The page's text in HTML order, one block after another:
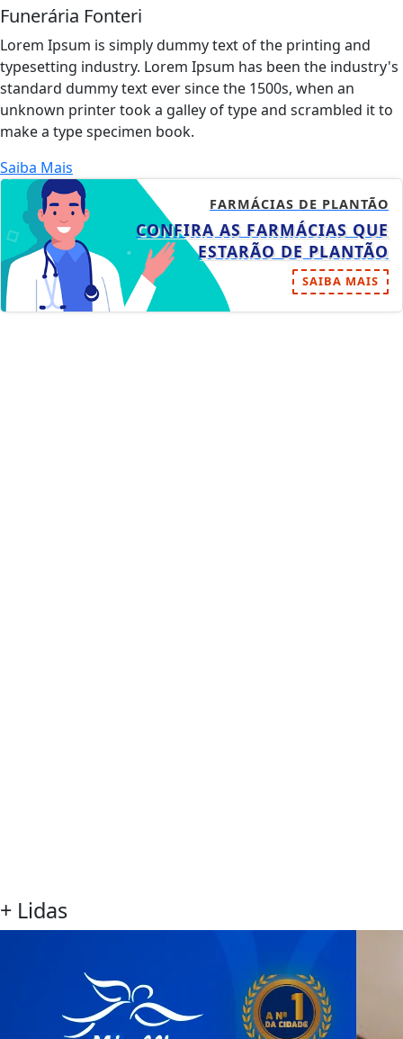
Funerária Fonteri
Lorem Ipsum is simply dummy text of the printing and
typesetting industry. Lorem Ipsum has been the industry's
standard dummy text ever since the 1500s, when an
unknown printer took a galley of type and scrambled it to
make a type specimen book.
Saiba Mais
FARMÁCIAS DE PLANTÃO
CONFIRA AS FARMÁCIAS QUE
ESTARÃO DE PLANTÃO
SAIBA MAIS
+ Lidas